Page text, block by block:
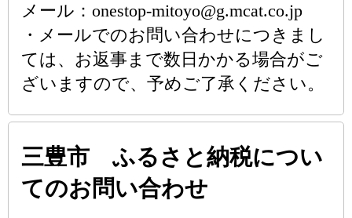
メール：onestop-mitoyo@g.mcat.co.jp
・メールでのお問い合わせにつきまし
ては、お返事まで数日かかる場合がご
ざいますので、予めご了承ください。
三豊市 ふるさと納税につい
てのお問い合わせ